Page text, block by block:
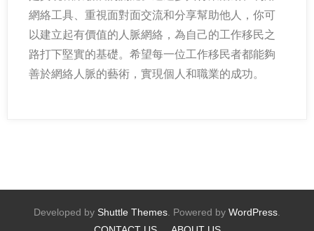
網絡工具、重視面對面交流和分享幫助他人，你可
以建立起有價值的人脈網絡，為自己的工作移民之
路打下堅實的基礎。希望每一位工作移民者都能夠
善於網絡人脈的藝術，實現個人和職業的成功。
Developed by Shuttle Themes . Powered by WordPress